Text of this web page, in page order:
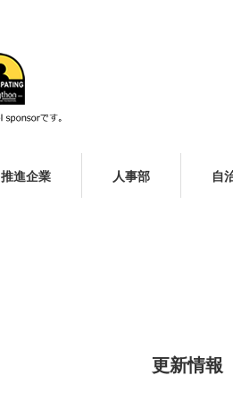
推進企業 人事部 自
更新情報